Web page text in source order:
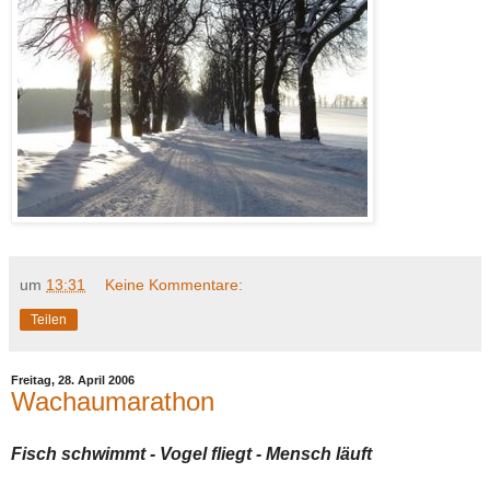
um 13:31 Keine Kommentare:
Teilen
Freitag, 28. April 2006
Wachaumarathon
Fisch schwimmt - Vogel fliegt - Mensch läuft